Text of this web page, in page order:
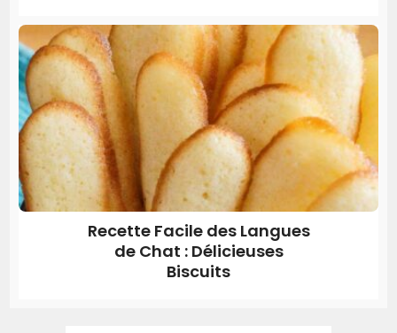
Recette Facile des Langues
de Chat : Délicieuses
Biscuits